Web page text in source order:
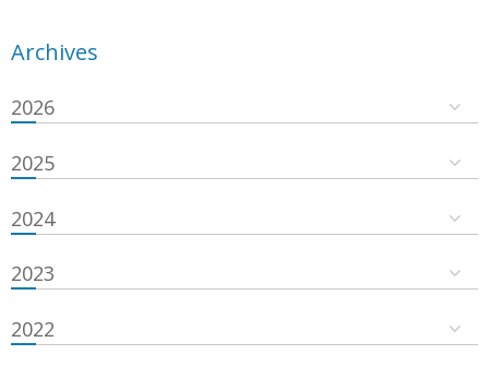
Archives
2026
2025
2024
2023
2022